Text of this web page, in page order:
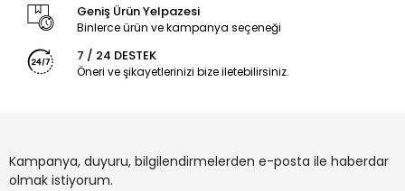
Geniş Ürün Yelpazesi
Binlerce ürün ve kampanya seçeneği
7 / 24 DESTEK
Öneri ve şikayetlerinizi bize iletebilirsiniz.
Kampanya, duyuru, bilgilendirmelerden e-posta ile haberdar
olmak istiyorum.